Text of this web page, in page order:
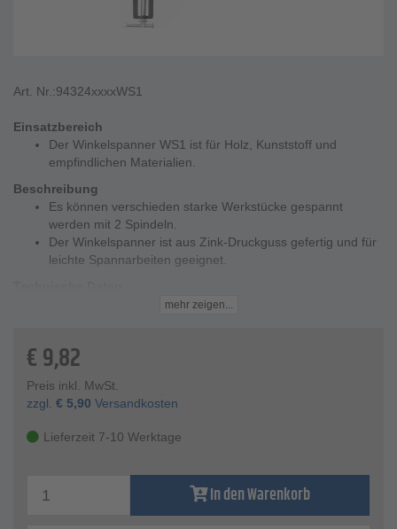
Art. Nr.:94324xxxxWS1
Einsatzbereich
Der Winkelspanner WS1 ist für Holz, Kunststoff und
empfindlichen Materialien.
Beschreibung
Es können verschieden starke Werkstücke gespannt
werden mit 2 Spindeln.
Der Winkelspanner ist aus Zink-Druckguss gefertig und für
leichte Spannarbeiten geeignet.
Spannweite - 2 x 73 mmmehr zeigen...
€9,82
Preis inkl. MwSt.
zzgl. € 5,90 Versandkosten
Lieferzeit 7-10 Werktage
In den Warenkorb